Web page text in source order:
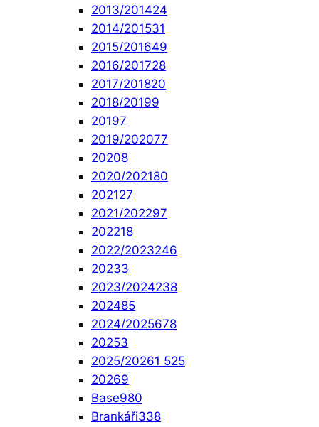
2013/201424
2014/201531
2015/201649
2016/201728
2017/201820
2018/20199
20197
2019/202077
20208
2020/202180
202127
2021/202297
202218
2022/2023246
20233
2023/2024238
202485
2024/2025678
20253
2025/20261 525
20269
Base980
Brankáři338